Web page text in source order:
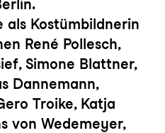
als Kostümbildnerin
René Pollesch,
Simone Blattner,
Dannemann,
Troike, Katja
von Wedemeyer,